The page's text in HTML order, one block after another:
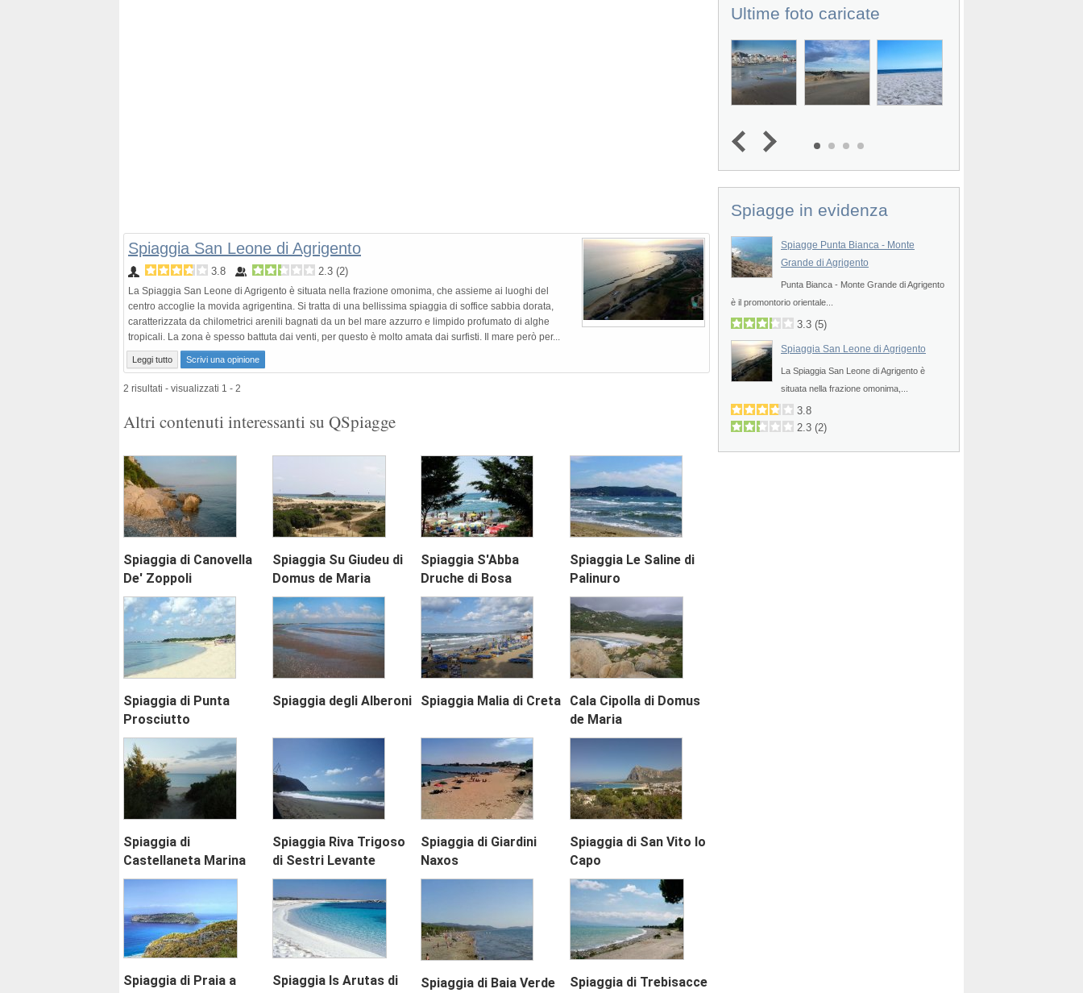
Spiaggia San Leone di Agrigento
3.8 2.3 (2)
La Spiaggia San Leone di Agrigento è situata nella frazione omonima, che assieme ai luoghi del
centro accoglie la movida agrigentina. Si tratta di una bellissima spiaggia di soffice sabbia dorata,
caratterizzata da chilometrici arenili bagnati da un bel mare azzurro e limpido profumato di alghe
tropicali. La zona è spesso battuta dai venti, per questo è molto amata dai surfisti. Il mare però per...
Leggi tutto Scrivi una opinione
2 risultati - visualizzati 1 - 2
Altri contenuti interessanti su QSpiagge
Spiaggia di Canovella
De' Zoppoli
Spiaggia Su Giudeu di
Domus de Maria
Spiaggia S'Abba
Druche di Bosa
Spiaggia Le Saline di
Palinuro
Spiaggia di Punta
Prosciutto
Spiaggia degli Alberoni Spiaggia Malia di Creta
Cala Cipolla di Domus
de Maria
Spiaggia di
Castellaneta Marina
Spiaggia Riva Trigoso
di Sestri Levante
Spiaggia di Giardini
Naxos
Spiaggia di San Vito lo
Capo
Spiaggia di Praia a
Spiaggia Is Arutas di
Spiaggia di Baia Verde Spiaggia di Trebisacce
Ultime foto caricate
Spiagge in evidenza
Spiagge Punta Bianca - Monte
Grande di Agrigento
Punta Bianca - Monte Grande di Agrigento
è il promontorio orientale...
3.3 (5)
Spiaggia San Leone di Agrigento
La Spiaggia San Leone di Agrigento è
situata nella frazione omonima,...
3.8
2.3 (2)